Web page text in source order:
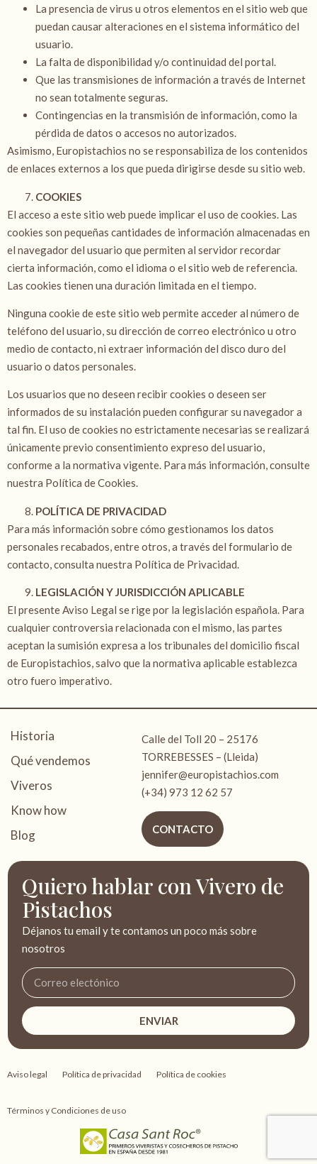
La presencia de virus u otros elementos en el sitio web que
puedan causar alteraciones en el sistema informático del
usuario.
La falta de disponibilidad y/o continuidad del portal.
Que las transmisiones de información a través de Internet
no sean totalmente seguras.
Contingencias en la transmisión de información, como la
pérdida de datos o accesos no autorizados.
Asimismo, Europistachios no se responsabiliza de los contenidos
de enlaces externos a los que pueda dirigirse desde su sitio web.
COOKIES
El acceso a este sitio web puede implicar el uso de cookies. Las
cookies son pequeñas cantidades de información almacenadas en
el navegador del usuario que permiten al servidor recordar
cierta información, como el idioma o el sitio web de referencia.
Las cookies tienen una duración limitada en el tiempo.
Ninguna cookie de este sitio web permite acceder al número de
teléfono del usuario, su dirección de correo electrónico u otro
medio de contacto, ni extraer información del disco duro del
usuario o datos personales.
Los usuarios que no deseen recibir cookies o deseen ser
informados de su instalación pueden configurar su navegador a
tal fin. El uso de cookies no estrictamente necesarias se realizará
únicamente previo consentimiento expreso del usuario,
conforme a la normativa vigente. Para más información, consulte
nuestra Política de Cookies.
POLÍTICA DE PRIVACIDAD
Para más información sobre cómo gestionamos los datos
personales recabados, entre otros, a través del formulario de
contacto, consulta nuestra Política de Privacidad.
LEGISLACIÓN Y JURISDICCIÓN APLICABLE
El presente Aviso Legal se rige por la legislación española. Para
cualquier controversia relacionada con el mismo, las partes
aceptan la sumisión expresa a los tribunales del domicilio fiscal
de Europistachios, salvo que la normativa aplicable establezca
otro fuero imperativo.
Quiero hablar con Vivero de
Pistachos
Déjanos tu email y te contamos un poco más sobre
nosotros
ENVIAR
Historia
Qué vendemos
Viveros
Know how
Blog
Calle del Toll 20 – 25176
TORREBESSES – (Lleida)
jennifer@europistachios.com
(+34) 973 12 62 57
CONTACTO
Aviso legal Política de privacidad Política de cookies
Términos y Condiciones de uso